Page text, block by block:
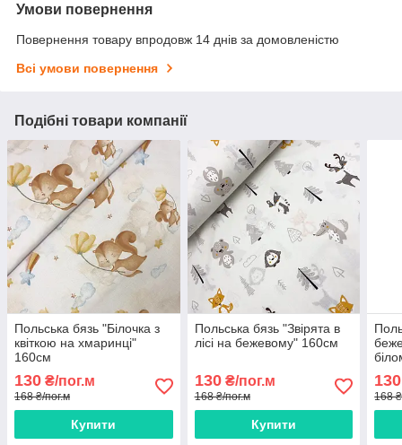
Умови повернення
Повернення товару впродовж 14 днів за домовленістю
Всі умови повернення
Подібні товари компанії
Польська бязь "Білочка з
квіткою на хмаринці"
160см
130 ₴/пог.м
168 ₴/пог.м
Купити
Польська бязь "Звірята в
лісі на бежевому" 160см
130₴/пог.м
168 ₴/пог.м
Купити
130
168